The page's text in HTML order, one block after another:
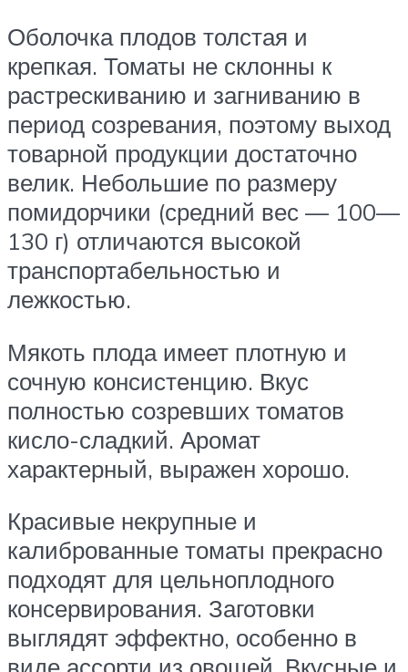
Оболочка плодов толстая и
крепкая. Томаты не склонны к
растрескиванию и загниванию в
период созревания, поэтому выход
товарной продукции достаточно
велик. Небольшие по размеру
помидорчики (средний вес — 100—
130 г) отличаются высокой
транспортабельностью и
лежкостью.
Мякоть плода имеет плотную и
сочную консистенцию. Вкус
полностью созревших томатов
кисло-сладкий. Аромат
характерный, выражен хорошо.
Красивые некрупные и
калиброванные томаты прекрасно
подходят для цельноплодного
консервирования. Заготовки
выглядят эффектно, особенно в